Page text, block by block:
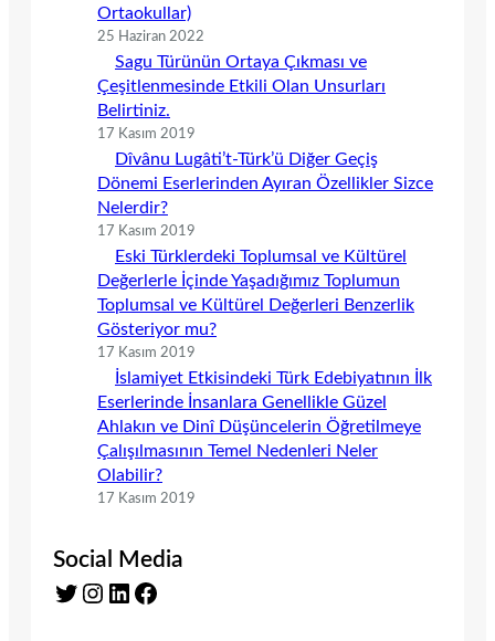
Ortaokullar)
25 Haziran 2022
Sagu Türünün Ortaya Çıkması ve
Çeşitlenmesinde Etkili Olan Unsurları
Belirtiniz.
17 Kasım 2019
Dîvânu Lugâti’t-Türk’ü Diğer Geçiş
Dönemi Eserlerinden Ayıran Özellikler Sizce
Nelerdir?
17 Kasım 2019
Eski Türklerdeki Toplumsal ve Kültürel
Değerlerle İçinde Yaşadığımız Toplumun
Toplumsal ve Kültürel Değerleri Benzerlik
Gösteriyor mu?
17 Kasım 2019
İslamiyet Etkisindeki Türk Edebiyatının İlk
Eserlerinde İnsanlara Genellikle Güzel
Ahlakın ve Dinî Düşüncelerin Öğretilmeye
Çalışılmasının Temel Nedenleri Neler
Olabilir?
17 Kasım 2019
Social Media
Twitter Instagram LinkedIn Facebook